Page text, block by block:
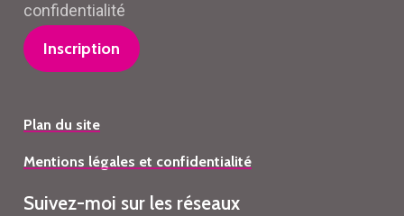
confidentialité
Plan du site
Mentions légales et confidentialité
Suivez-moi sur les réseaux